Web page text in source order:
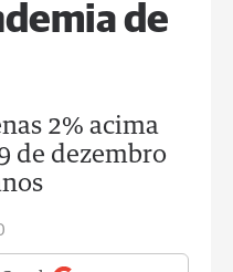
de
2% acima
de dezembro